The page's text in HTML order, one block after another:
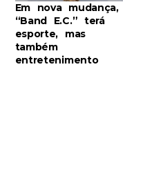
Em nova mudança,
“Band E.C.” terá
esporte, mas
também
entretenimento